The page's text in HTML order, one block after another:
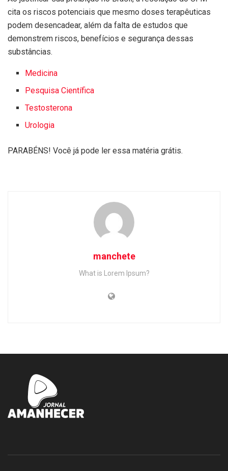
cita os riscos potenciais que mesmo doses terapêuticas
podem desencadear, além da falta de estudos que
demonstrem riscos, benefícios e segurança dessas
substâncias.
Medicina
Pesquisa Científica
Testosterona
Urologia
PARABÉNS! Você já pode ler essa matéria grátis.
manchete
What is Lorem Ipsum?